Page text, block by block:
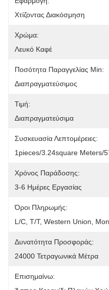
Χτίζοντας Διακόσμηση
Χρώμα:
Λευκό Καφέ
Ποσότητα Παραγγελίας Min:
Διαπραγματεύσιμος
Τιμή:
Διαπραγματεύσιμα
Συσκευασία Λεπτομέρειες:
1pieces/3.24square Meters/
Χρόνος Παράδοσης:
3-6 Ημέρες Εργασίας
Όροι Πληρωμής:
L/C, T/T, Western Union,
Δυνατότητα Προσφοράς:
24000 Τετραγωνικά Μέτρα
Επισημαίνω: